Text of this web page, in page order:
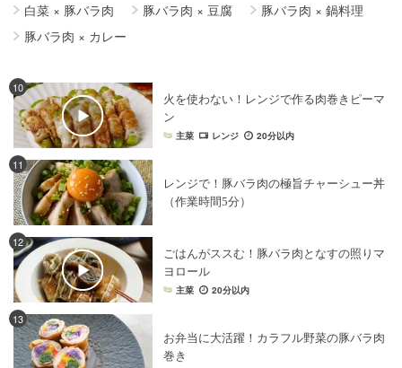
白菜 × 豚バラ肉 豚バラ肉 × 豆腐 豚バラ肉 × 鍋料理
豚バラ肉 × カレー
10
火を使わない！レンジで作る肉巻きピーマ
ン
主菜 レンジ 20分以内
11
レンジで！豚バラ肉の極旨チャーシュー丼
（作業時間5分）
12
ごはんがススむ！豚バラ肉となすの照りマ
ヨロール
主菜 20分以内
13
お弁当に大活躍！カラフル野菜の豚バラ肉
巻き